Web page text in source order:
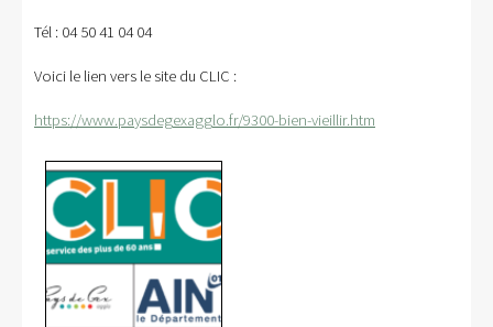
Tél : 04 50 41 04 04
Voici le lien vers le site du CLIC :
https://www.paysdegexagglo.fr/9300-bien-vieillir.htm